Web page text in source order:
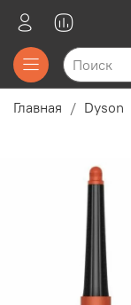
Главная Dyson